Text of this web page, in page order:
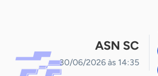
ASN SC
30/06/2026 às 14:35